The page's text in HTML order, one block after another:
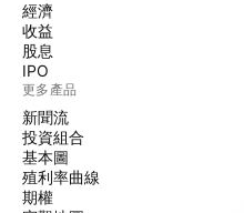
經濟
收益
股息
IPO
更多產品
新聞流
投資組合
基本圖
殖利率曲線
期權